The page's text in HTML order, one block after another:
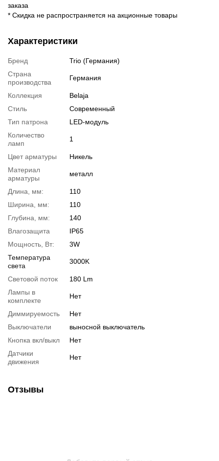
заказа
* Скидка не распространяется на акционные товары
Характеристики
Бренд
Trio (Германия)
Страна
производства
Германия
Коллекция
Belaja
Стиль
Современный
Тип патрона
LED-модуль
Количество
ламп
1
Цвет арматуры
Никель
Материал
арматуры
металл
Длина, мм:
110
Ширина, мм:
110
Глубина, мм:
140
Влагозащита
IP65
Мощность, Вт:
3W
Температура
света
3000K
Световой поток
180 Lm
Лампы в
комплекте
Нет
Диммируемость
Нет
Выключатели
выносной выключатель
Кнопка вкл/выкл
Нет
Датчики
движения
Нет
Отзывы